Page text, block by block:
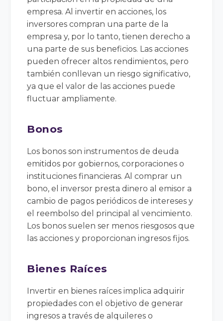
empresa. Al invertir en acciones, los
inversores compran una parte de la
empresa y, por lo tanto, tienen derecho a
una parte de sus beneficios. Las acciones
pueden ofrecer altos rendimientos, pero
también conllevan un riesgo significativo,
ya que el valor de las acciones puede
fluctuar ampliamente.
Bonos
Los bonos son instrumentos de deuda
emitidos por gobiernos, corporaciones o
instituciones financieras. Al comprar un
bono, el inversor presta dinero al emisor a
cambio de pagos periódicos de intereses y
el reembolso del principal al vencimiento.
Los bonos suelen ser menos riesgosos que
las acciones y proporcionan ingresos fijos.
Bienes Raíces
Invertir en bienes raíces implica adquirir
propiedades con el objetivo de generar
ingresos a través de alquileres o